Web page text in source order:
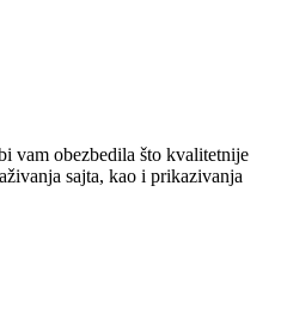
vam obezbedila što kvalitetnije
sajta, kao i prikazivanja